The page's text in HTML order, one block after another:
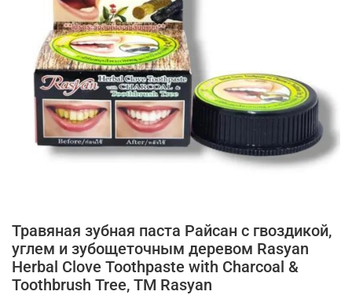
Травяная зубная паста Райсан с гвоздикой,
углем и зубощеточным деревом Rasyan
Herbal Clove Toothpaste with Charcoal &
Toothbrush Tree, ТМ Rasyan